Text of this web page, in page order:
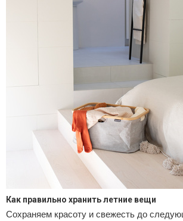
Как правильно хранить летние вещи
Сохраняем красоту и свежесть до